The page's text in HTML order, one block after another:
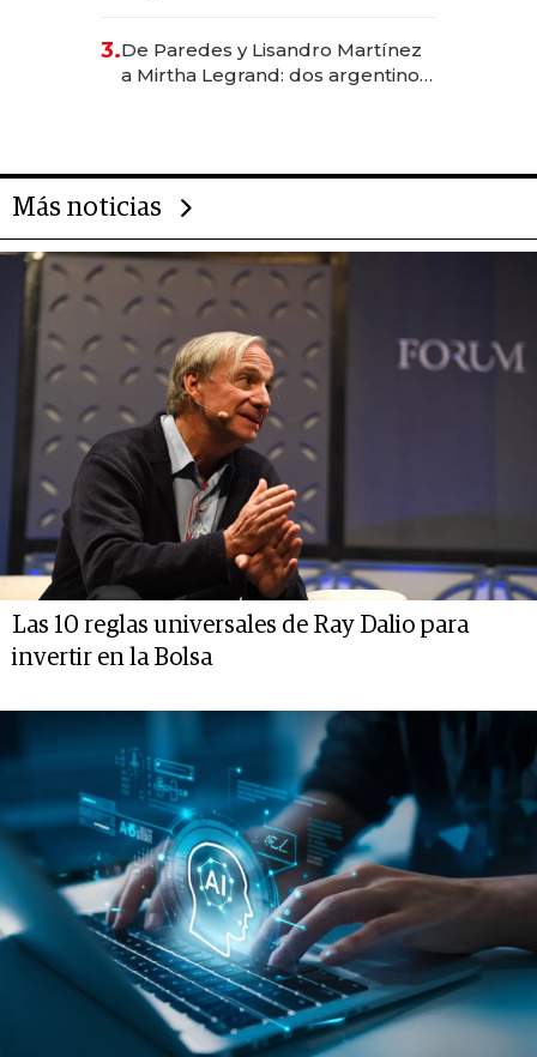
las marcas "fast premium"
3.De Paredes y Lisandro Martínez
a Mirtha Legrand: dos argentinos
Más noticias
Las 10 reglas universales de Ray Dalio para
invertir en la Bolsa